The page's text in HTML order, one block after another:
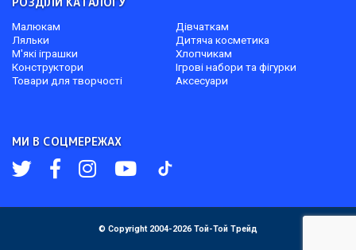
Малюкам
Дівчаткам
Ляльки
Дитяча косметика
М'які іграшки
Хлопчикам
Конструктори
Ігрові набори та фігурки
Товари для творчості
Аксесуари
МИ В СОЦМЕРЕЖАХ
© Copyright 2004-2026 Той-Той Трейд